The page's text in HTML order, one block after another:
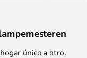
único a otro.